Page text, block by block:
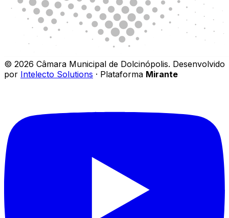
© 2026 Câmara Municipal de Dolcinópolis. Desenvolvido
por Intelecto Solutions · Plataforma Mirante